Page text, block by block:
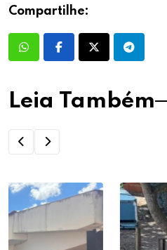
Compartilhe:
Leia Também